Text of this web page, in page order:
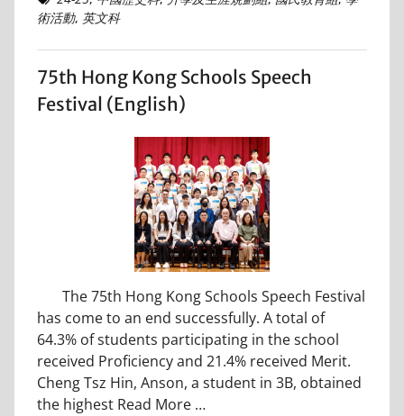
術活動, 英文科
75th Hong Kong Schools Speech
Festival (English)
The 75th Hong Kong Schools Speech Festival
has come to an end successfully. A total of
64.3% of students participating in the school
received Proficiency and 21.4% received Merit.
Cheng Tsz Hin, Anson, a student in 3B, obtained
the highest Read More …